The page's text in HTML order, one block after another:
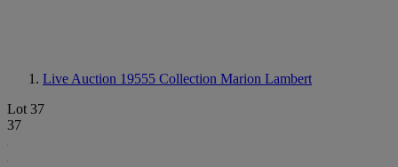
Live Auction 19555 Collection Marion Lambert
Lot 37
37